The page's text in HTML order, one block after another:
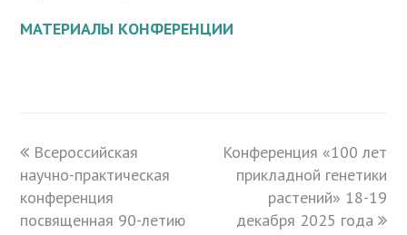
МАТЕРИАЛЫ КОНФЕРЕНЦИИ
previous
post:
Всероссийская
научно-практическая
конференция
посвященная 90-летию
next
post:
Конференция «100 лет
прикладной генетики
растений» 18-19
декабря 2025 года